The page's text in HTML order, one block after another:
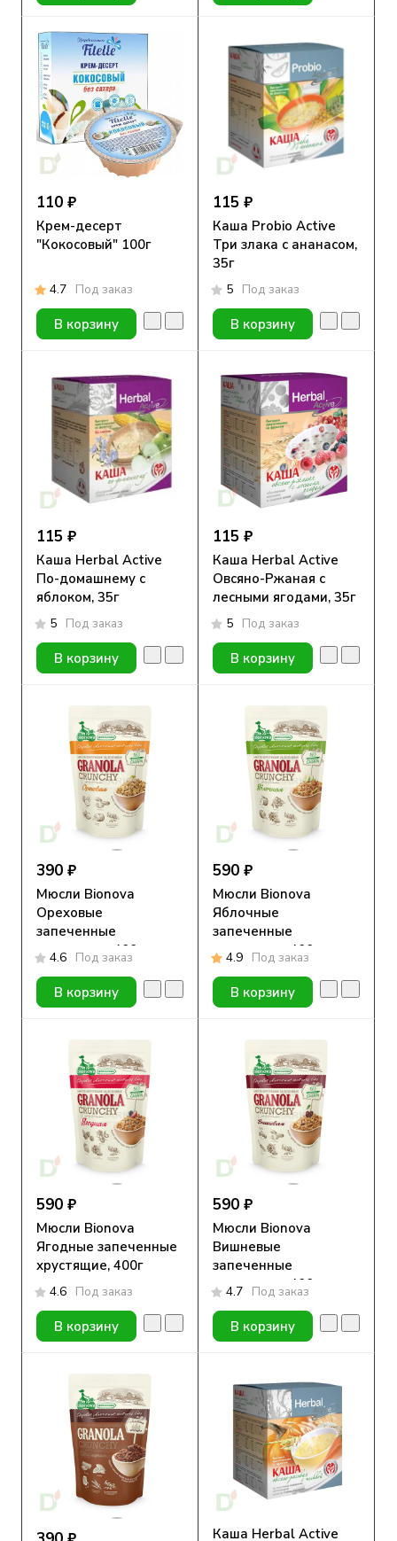
110 ₽
Крем-десерт
"Кокосовый" 100г
4.7 Под заказ
В корзину
115 ₽
Каша Probio Active
Три злака с ананасом,
35г
5 Под заказ
В корзину
115 ₽
Каша Herbal Active
По-домашнему с
яблоком, 35г
5 Под заказ
В корзину
115 ₽
Каша Herbal Active
Овсяно-Ржаная с
лесными ягодами, 35г
5 Под заказ
В корзину
390 ₽
Мюсли Bionova
Ореховые
запеченные
хрустящие, 400г
4.6 Под заказ
В корзину
590 ₽
Мюсли Bionova
Яблочные
запеченные
хрустящие, 400г
4.9 Под заказ
В корзину
590 ₽
Мюсли Bionova
Ягодные запеченные
хрустящие, 400г
4.6 Под заказ
В корзину
590 ₽
Мюсли Bionova
Вишневые
запеченные
хрустящие, 400г
4.7 Под заказ
В корзину
Каша Herbal Active